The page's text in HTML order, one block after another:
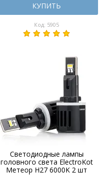
КУПИТЬ
Код: 5905
Светодиодные лампы
головного света ElectroKot
Метеор H27 6000K 2 шт